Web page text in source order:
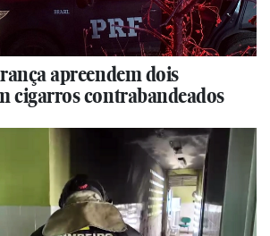
apreendem dois
cigarros contrabandeados